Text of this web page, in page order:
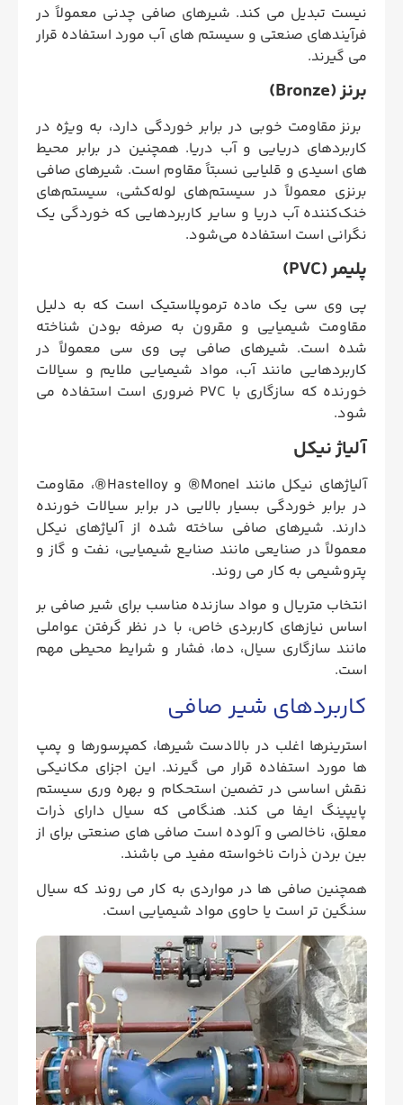
نیست تبدیل می کند. شیرهای صافی چدنی معمولاً در
فرآیندهای صنعتی و سیستم های آب مورد استفاده قرار
می گیرند.
برنز (Bronze)
برنز مقاومت خوبی در برابر خوردگی دارد، به ویژه در
کاربردهای دریایی و آب دریا. همچنین در برابر محیط
های اسیدی و قلیایی نسبتاً مقاوم است. شیرهای صافی
برنزی معمولاً در سیستم‌های لوله‌کشی، سیستم‌های
خنک‌کننده آب دریا و سایر کاربردهایی که خوردگی یک
نگرانی است استفاده می‌شود.
پلیمر (PVC)
پی وی سی یک ماده ترموپلاستیک است که به دلیل
مقاومت شیمیایی و مقرون به صرفه بودن شناخته
شده است. شیرهای صافی پی وی سی معمولاً در
کاربردهایی مانند آب، مواد شیمیایی ملایم و سیالات
خورنده که سازگاری با PVC ضروری است استفاده می
شود.
آلیاژ نیکل
آلیاژهای نیکل مانند Monel® و Hastelloy®، مقاومت
در برابر خوردگی بسیار بالایی در برابر سیالات خورنده
دارند. شیرهای صافی ساخته شده از آلیاژهای نیکل
معمولاً در صنایعی مانند صنایع شیمیایی، نفت و گاز و
پتروشیمی به کار می روند.
انتخاب متریال و مواد سازنده مناسب برای شیر صافی بر
اساس نیازهای کاربردی خاص، با در نظر گرفتن عواملی
مانند سازگاری سیال، دما، فشار و شرایط محیطی مهم
است.
کاربردهای شیر صافی
استرینرها اغلب در بالادست شیرها، کمپرسورها و پمپ
ها مورد استفاده قرار می گیرند. این اجزای مکانیکی
نقش اساسی در تضمین استحکام و بهره وری سیستم
پایپینگ ایفا می کند. هنگامی که سیال دارای ذرات
معلق، ناخالصی و آلوده است صافی های صنعتی برای از
بین بردن ذرات ناخواسته مفید می باشند.
همچنین صافی ‌ها در مواردی به کار می روند که سیال
سنگین ‌تر است یا حاوی مواد شیمیایی است.